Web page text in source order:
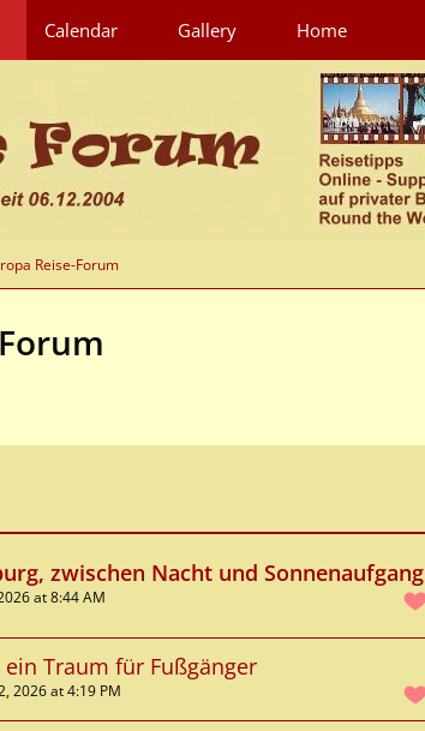
Calendar Gallery Home
Reise-Forum
zwischen Nacht und Sonnenaufgang
at 8:44 AM
Traum für Fußgänger
2026 at 4:19 PM